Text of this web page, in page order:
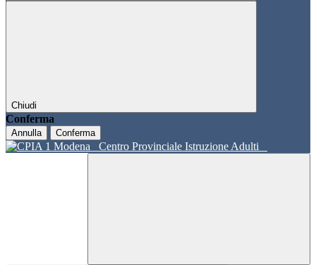
Chiudi
Conferma
Annulla Conferma
Centro Provinciale Istruzione Adulti